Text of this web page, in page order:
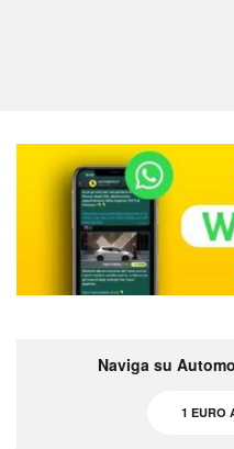
Naviga su
1 EURO